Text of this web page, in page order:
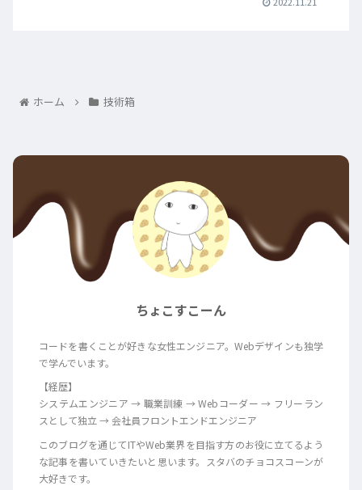
ホーム 技術箱
ちょこすこーん
コードを書くことが好きな女性エンジニア。Webデザインも独学
で学んでいます。
【経歴】
システムエンジニア → 職業訓練 → Webコーダー → フリーラン
スとして独立 → 会社員フロントエンドエンジニア
このブログを通じてITやWeb業界を目指す方のお役に立てるよう
な記事を書いていきたいと思います。スタバのチョコスコーンが
大好きです。